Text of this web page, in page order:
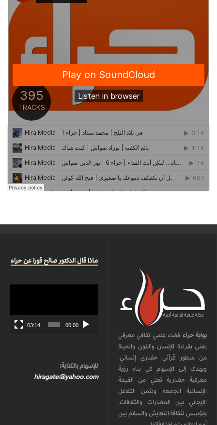
بوابة حراء فضاء علمي ثقافي معرفي
يعنى بقراءة الإنسان والكون والحياة
من منظور قرآني حضاري إنساني،
ويهدف إلى الإسهام في بناء رؤية
معرفية حضارية تعلي من القيمة
الإنسانية الجامعة، وتثمن التفاعل
الإيجابي بين الحضارات والثقافات،
وتؤسس لثقافة التعايش والسلام بين
ماذا قال الدكتور صالح قورا عن حراء
00:00
03:14
للإسهام بالكتابة:
hiragate@yahoo.com